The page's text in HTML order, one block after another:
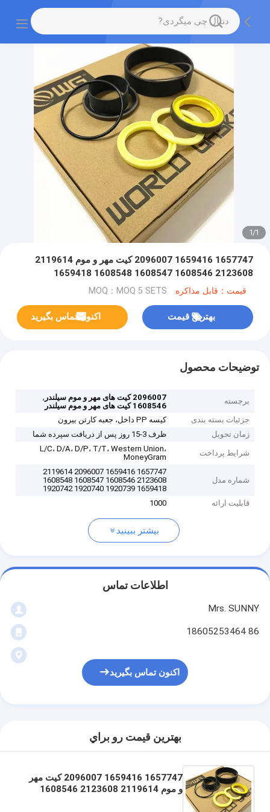
1
/
1
1657747 1659416 2096007 کیت مهر و موم 2119614
2123608 1608546 1608547 1608548 1659418
1920739 1920740 1920742
قیمت：قابل مذاکره MOQ：MOQ 5 SETS
بهترین قیمت اکنون تماس بگیرید
توضیحات محصول
برجسته 2096007 کیت های مهر و موم سیلندر
,
1608546 کیت های مهر و موم سیلندر
جزئیات بسته بندی
کیسه PP داخل، جعبه کارتن بیرون
زمان تحویل
ظرف 3-15 روز پس از دریافت سپرده شما
شرایط پرداخت
L/C، D/A، D/P، T/T، Western Union،
MoneyGram
شماره مدل
1657747 1659416 2096007 2119614
2123608 1608546 1608547 1608548
1659418 1920739 1920740 1920742
قابلیت ارائه
1000
بیشتر ببینید
اطلاعات تماس
Mrs. SUNNY
86 18605253464
اکنون تماس بگیرید
بهترين قيمت رو براي
1657747 1659416 2096007 کیت مهر
و موم 2119614 2123608 1608546